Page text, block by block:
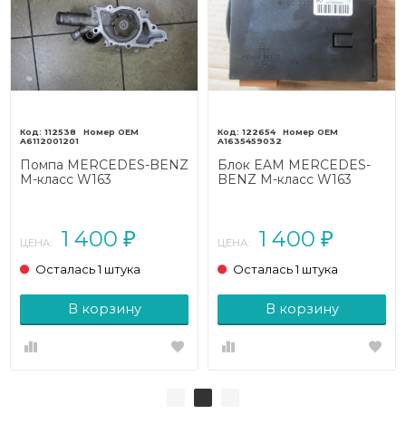
112538
A6112001201
Помпа MERCEDES-BENZ
M-класс W163
ЦЕНА: 1 400 ₽
Осталась 1 штука
В корзину
122654
A1635459032
Блок EAM MERCEDES-
BENZ M-класс W163
ЦЕНА: 1 400 ₽
Осталась 1 штука
В корзину